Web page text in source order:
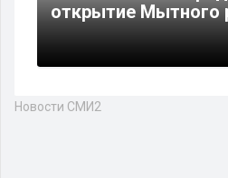
открытие Мытного
Новости СМИ2